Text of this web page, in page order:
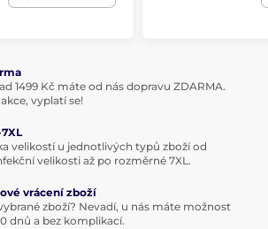
1499 Kč máte od nás dopravu ZDARMA.
vyplatí se!
velikostí u jednotlivých typů zboží od
velikosti až po rozměrné 7XL.
vrácení zboží
zboží? Nevadí, u nás máte možnost
dnů a bez komplikací.